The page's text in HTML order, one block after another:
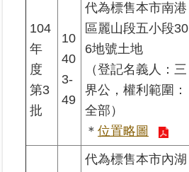
104
年
度
第3
批
10
40
3-
49
代為標售本市南港
區麗山段五小段30
6地號土地
（登記名義人：三
界公，權利範圍：
全部）
＊ 位置略圖
代為標售本市內湖